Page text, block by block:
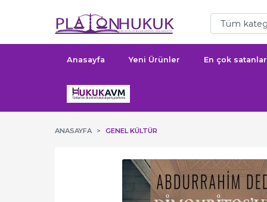
Anasayfa Yeni Ürünler En çok satanlar
ANASAYFA GENEL KÜLTÜR